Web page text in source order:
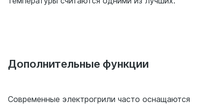
Дополнительные функции
Современные электрогрили часто оснащаются